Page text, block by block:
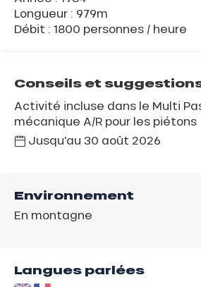
Longueur : 979m
Débit : 1800 personnes / heure
Conseils et
Activité incluse dans le Multi
mécanique A/R pour les piétons
Jusqu'au 30 août 2026
Environnement
En montagne
Langues parlées